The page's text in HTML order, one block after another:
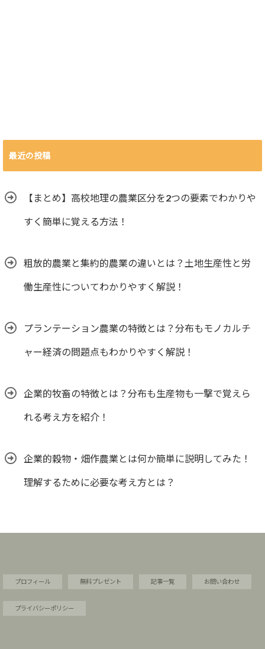
最近の投稿
【まとめ】高校地理の農業区分を2つの要素でわかりや
すく簡単に覚える方法！
粗放的農業と集約的農業の違いとは？土地生産性と労
働生産性についてわかりやすく解説！
プランテーション農業の特徴とは？分布もモノカルチ
ャー経済の問題点もわかりやすく解説！
企業的牧畜の特徴とは？分布も生産物も一撃で覚えら
れる考え方を紹介！
企業的穀物・畑作農業とは何か簡単に説明してみた！
理解するために必要な考え方とは？
プロフィール 無料プレゼント 記事一覧 お問い合わせ
プライバシーポリシー